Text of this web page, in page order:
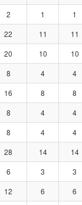
2 1 1
22 11 11
20 10 10
8 4 4
16 8 8
8 4 4
8 4 4
28 14 14
6 3 3
12 6 6